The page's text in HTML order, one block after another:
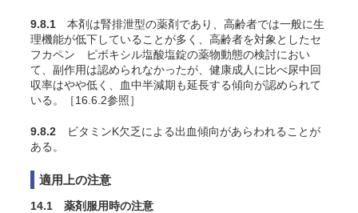
9.8.1 本剤は腎排泄型の薬剤であり、高齢者では一般に生
理機能が低下していることが多く、高齢者を対象としたセ
フカペン ピボキシル塩酸塩錠の薬物動態の検討におい
て、副作用は認められなかったが、健康成人に比べ尿中回
収率はやや低く、血中半減期も延長する傾向が認められて
いる。［16.6.2参照］
9.8.2 ビタミンK欠乏による出血傾向があらわれることが
ある。
適用上の注意
14.1 薬剤服用時の注意